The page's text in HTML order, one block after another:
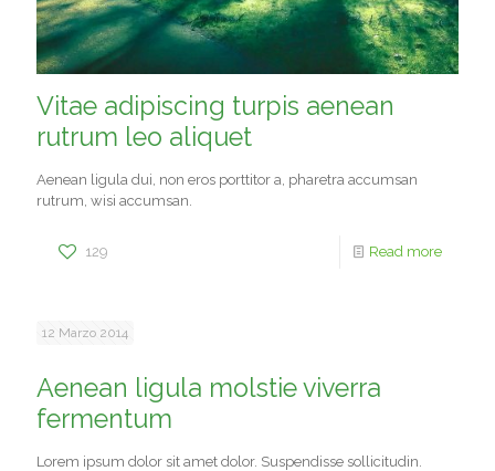
Vitae adipiscing turpis aenean
rutrum leo aliquet
Aenean ligula dui, non eros porttitor a, pharetra accumsan
rutrum, wisi accumsan.
129 Read more
12 Marzo 2014
Aenean ligula molstie viverra
fermentum
Lorem ipsum dolor sit amet dolor. Suspendisse sollicitudin.